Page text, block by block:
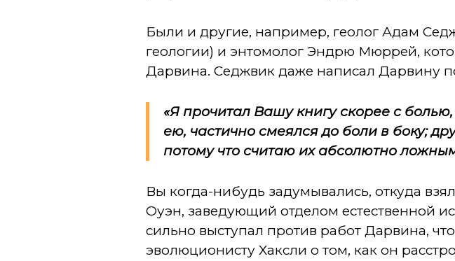
Были и другие, например, геолог Адам
геологии) и энтомолог Эндрю Мюррей,
Дарвина. Седжвик даже написал Дарвину
«Я прочитал Вашу книгу скорее с
ею, частично смеялся до боли в боку;
потому что считаю их абсолютно
Вы когда-нибудь задумывались, откуда
Оуэн, заведующий отделом естественной
сильно выступал против работ Дарвина,
эволюционисту Хаксли о том, как он